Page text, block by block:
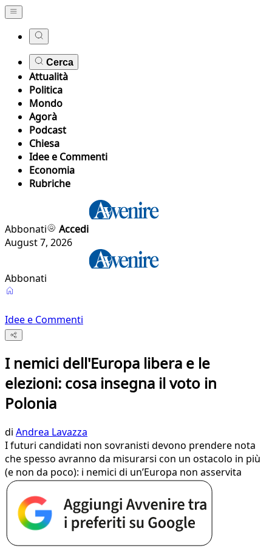
Cerca
Attualità
Politica
Mondo
Agorà
Podcast
Chiesa
Idee e Commenti
Economia
Rubriche
Abbonati
Accedi
August 7, 2026
Abbonati
Idee e Commenti
I nemici dell'Europa libera e le
elezioni: cosa insegna il voto in
Polonia
di Andrea Lavazza
I futuri candidati non sovranisti devono prendere nota
che spesso avranno da misurarsi con un ostacolo in più
(e non da poco): i nemici di un’Europa non asservita